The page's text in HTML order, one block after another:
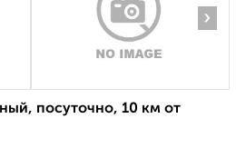
›
посуточно, 10 км от